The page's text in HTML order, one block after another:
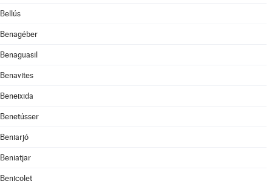
Bellús
Benagéber
Benaguasil
Benavites
Beneixida
Benetússer
Beniarjó
Beniatjar
Benicolet